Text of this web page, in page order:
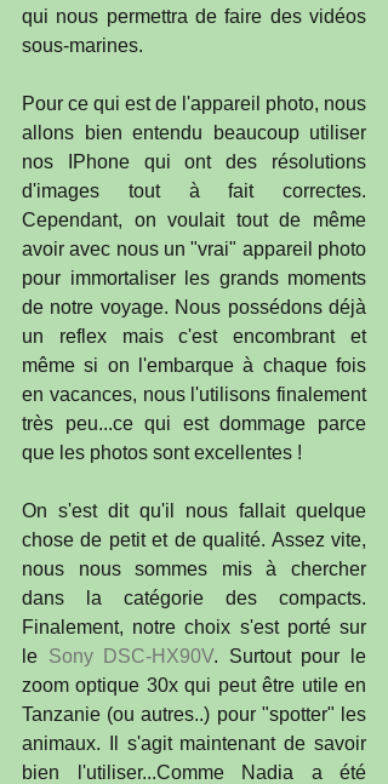
qui nous permettra de faire des vidéos
sous-marines.
Pour ce qui est de l'appareil photo, nous
allons bien entendu beaucoup utiliser
nos IPhone qui ont des résolutions
d'images tout à fait correctes.
Cependant, on voulait tout de même
avoir avec nous un "vrai" appareil photo
pour immortaliser les grands moments
de notre voyage. Nous possédons déjà
un reflex mais c'est encombrant et
même si on l'embarque à chaque fois
en vacances, nous l'utilisons finalement
très peu...ce qui est dommage parce
que les photos sont excellentes !
On s'est dit qu'il nous fallait quelque
chose de petit et de qualité. Assez vite,
nous nous sommes mis à chercher
dans la catégorie des compacts.
Finalement, notre choix s'est porté sur
le Sony DSC-HX90V. Surtout pour le
zoom optique 30x qui peut être utile en
Tanzanie (ou autres..) pour "spotter" les
animaux. Il s'agit maintenant de savoir
bien l'utiliser...Comme Nadia a été